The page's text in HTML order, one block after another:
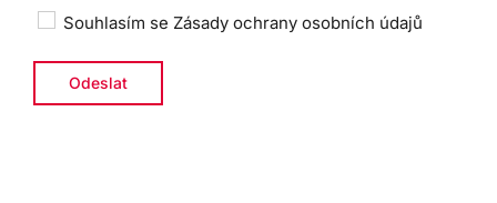
Souhlasím se Zásady ochrany osobních údajů